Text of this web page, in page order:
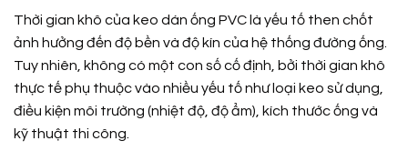
Thời gian khô của keo dán ống PVC là yếu tố then chốt
ảnh hưởng đến độ bền và độ kín của hệ thống đường ống.
Tuy nhiên, không có một con số cố định, bởi thời gian khô
thực tế phụ thuộc vào nhiều yếu tố như loại keo sử dụng,
điều kiện môi trường (nhiệt độ, độ ẩm), kích thước ống và
kỹ thuật thi công.